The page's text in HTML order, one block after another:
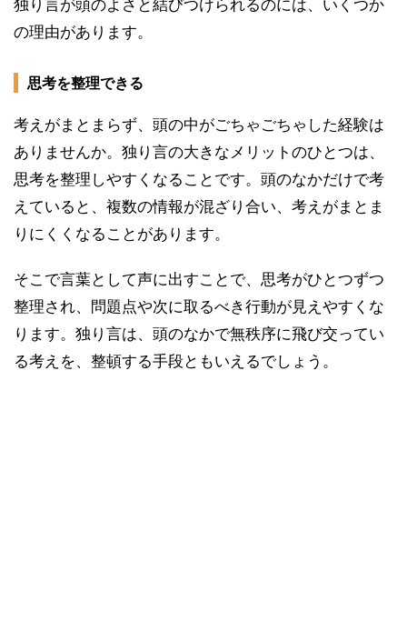
独り言が頭のよさと結びつけられるのには、いくつか
の理由があります。
思考を整理できる
考えがまとまらず、頭の中がごちゃごちゃした経験は
ありませんか。独り言の大きなメリットのひとつは、
思考を整理しやすくなることです。頭のなかだけで考
えていると、複数の情報が混ざり合い、考えがまとま
りにくくなることがあります。
そこで言葉として声に出すことで、思考がひとつずつ
整理され、問題点や次に取るべき行動が見えやすくな
ります。独り言は、頭のなかで無秩序に飛び交ってい
る考えを、整頓する手段ともいえるでしょう。